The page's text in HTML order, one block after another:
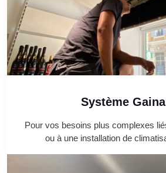
Système
Pour vos besoins plus complexes
ou à une installation de